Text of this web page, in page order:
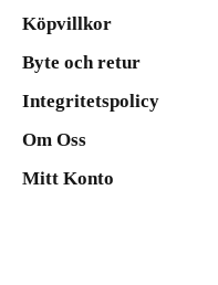
Köpvillkor
Byte och retur
Integritetspolicy
Om Oss
Mitt Konto